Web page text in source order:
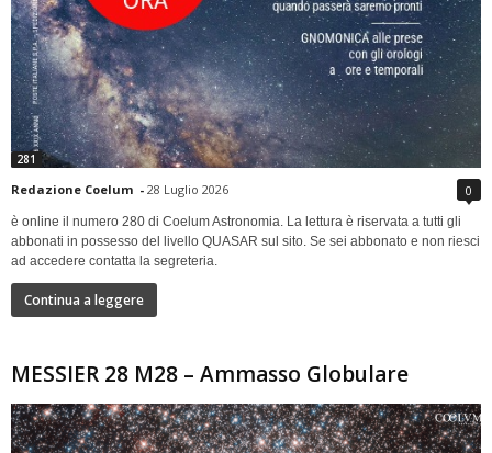
281
Redazione Coelum - 28 Luglio 2026 0
è online il numero 280 di Coelum Astronomia. La lettura è riservata a tutti gli
abbonati in possesso del livello QUASAR sul sito. Se sei abbonato e non riesci
ad accedere contatta la segreteria.
Continua a leggere
MESSIER 28 M28 – Ammasso Globulare